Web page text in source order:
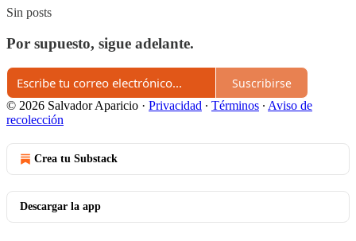
Sin posts
Por supuesto, sigue adelante.
Suscribirse
© 2026 Salvador Aparicio · Privacidad ∙ Términos ∙ Aviso de
recolección
Crea tu Substack
Descargar la app